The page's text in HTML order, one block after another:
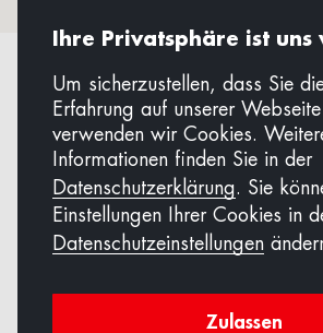
Ihre Privatsphäre ist uns
Um sicherzustellen, dass Sie
Erfahrung auf unserer
verwenden wir Cookies.
Informationen finden Sie in der
Datenschutzerklärung. Sie
Einstellungen Ihrer Cookies in
Datenschutzeinstellungen
Zulassen